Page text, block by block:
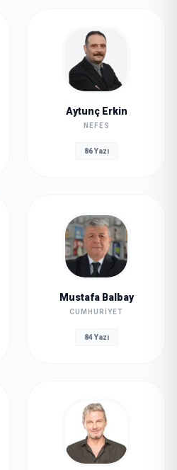
Aytunç Erkin
NEFES
86 Yazı
Mustafa Balbay
CUMHURIYET
84 Yazı